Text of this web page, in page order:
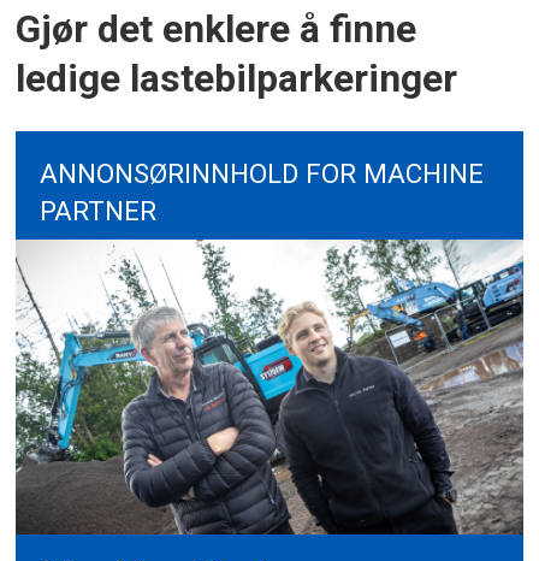
Gjør det enklere å finne
ledige lastebilparkeringer
ANNONSØRINNHOLD FOR MACHINE
PARTNER